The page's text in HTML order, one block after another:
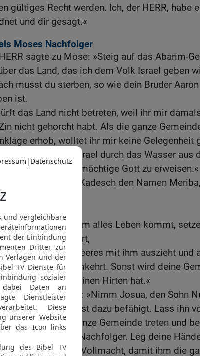
gültiges Recht werden. Ich, der HERR, habe
und dir gesagt.«
Moses Nachfolger
sagte zu Mose: »Steig auf das Abarim-
das Land, das ich dem Volk Israel geben
musst du sterben, so wie dein Bruder Aaron
ist.
das Land nicht betreten, weil ihr mir
nicht gehorcht habt. Als die ganze
erhob, wolltet ihr mir keine Gelegenheit
den Leuten von Israel durch das Wasser aus
als der heilige und mächtige Gott zu
die Quelle bei Kadesch den Namen
erhalten.
du Gott, von dem alles Leben kommt,
der das Volk führt,
der Spitze des Heeres mit ihm auszieht und
mit ihm heimkehrt. Sonst wird deine
Herde sein, die keinen Hirten hat.«
HERR antwortete: »Nimm Josua, den Sohn
durch meinen Geist dazu befähigt. Lass ihn
Eleasar und die ganze Gemeinde treten und
allen zu deinem Nachfolger. Leg deine
ihm von deiner Vollmacht, damit ihm die